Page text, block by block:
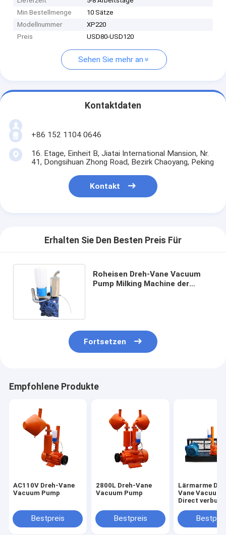
Min Bestellmenge
10 Sätze
Modellnummer
XP220
Preis
USD80-USD120
Sehen Sie mehr an
Kontaktdaten
+86 152 1104 0646
16. Etage, Einheit B, Jiatai International Mansion, Nr.
41, Dongsihuan Zhong Road, Bezirk Chaoyang, Peking
Kontakt
Erhalten Sie Den Besten Preis Für
Roheisen Dreh-Vane Vacuum
Pump Milking Machine der
Fortsetzen
Empfohlene Produkte
AC110V Dreh-Vane
Vacuum Pump
Bestpreis
2800L Dreh-Vane
Vacuum Pump
Bestpreis
Lärmarme
Vane Vacuum
Direct